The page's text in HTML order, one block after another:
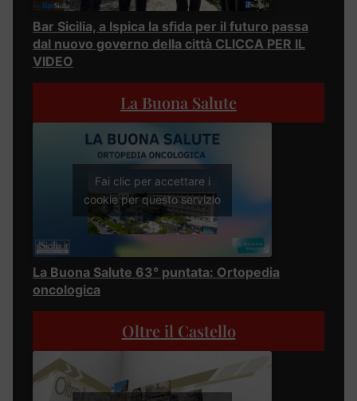
Bar Sicilia, a Ispica la sfida per il futuro passa
dal nuovo governo della città CLICCA PER IL
VIDEO
La Buona Salute
Fai clic per accettare i
cookie per questo servizio
La Buona Salute 63° puntata: Ortopedia
oncologica
Oltre il Castello